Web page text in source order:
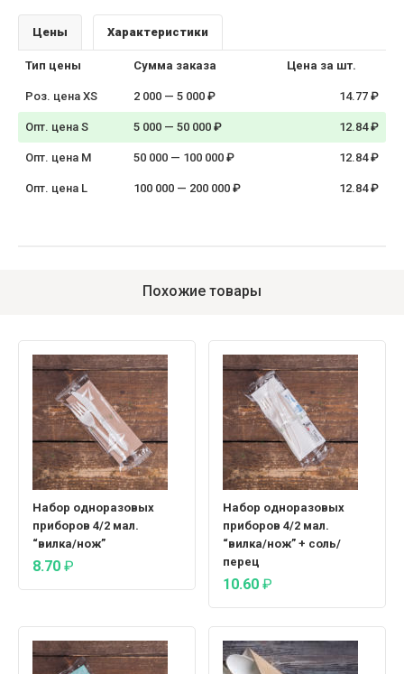
Цены Характеристики
Тип цены Сумма заказа Цена за шт.
Роз. цена XS 2 000 — 5 000 ₽ 14.77 ₽
Опт. цена S 5 000 — 50 000 ₽ 12.84 ₽
Опт. цена M 50 000 — 100 000 ₽ 12.84 ₽
Опт. цена L 100 000 — 200 000 ₽ 12.84 ₽
Похожие товары
Набор одноразовых
приборов 4/2 мал.
“вилка/нож”
8.70 ₽
Набор одноразовых
приборов 4/2 мал.
“вилка/нож” + соль/
перец
10.60 ₽